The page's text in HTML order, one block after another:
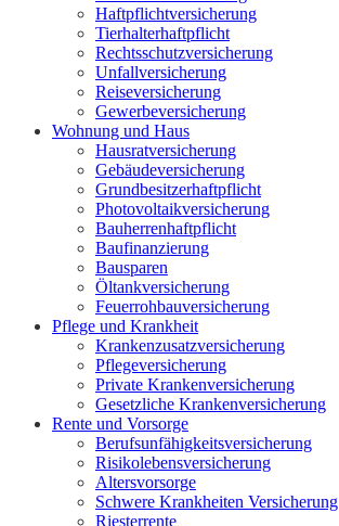
Haftpflichtversicherung
Tierhalterhaftpflicht
Rechtsschutzversicherung
Unfallversicherung
Reiseversicherung
Gewerbeversicherung
Wohnung und Haus
Hausratversicherung
Gebäudeversicherung
Grundbesitzerhaftpflicht
Photovoltaikversicherung
Bauherrenhaftpflicht
Baufinanzierung
Bausparen
Öltankversicherung
Feuerrohbauversicherung
Pflege und Krankheit
Krankenzusatzversicherung
Pflegeversicherung
Private Krankenversicherung
Gesetzliche Krankenversicherung
Rente und Vorsorge
Berufs­unfähigkeitsversicherung
Risikolebensversicherung
Altersvorsorge
Schwere Krankheiten Versicherung
Riesterrente